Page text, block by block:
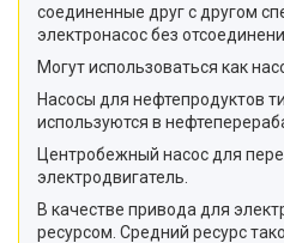
соединенные друг с другом
электронасос без
Могут использоваться как
Насосы для нефтепродуктов
используются в
Центробежный насос для
электродвигатель.
В качестве привода для
ресурсом. Средний ресурс